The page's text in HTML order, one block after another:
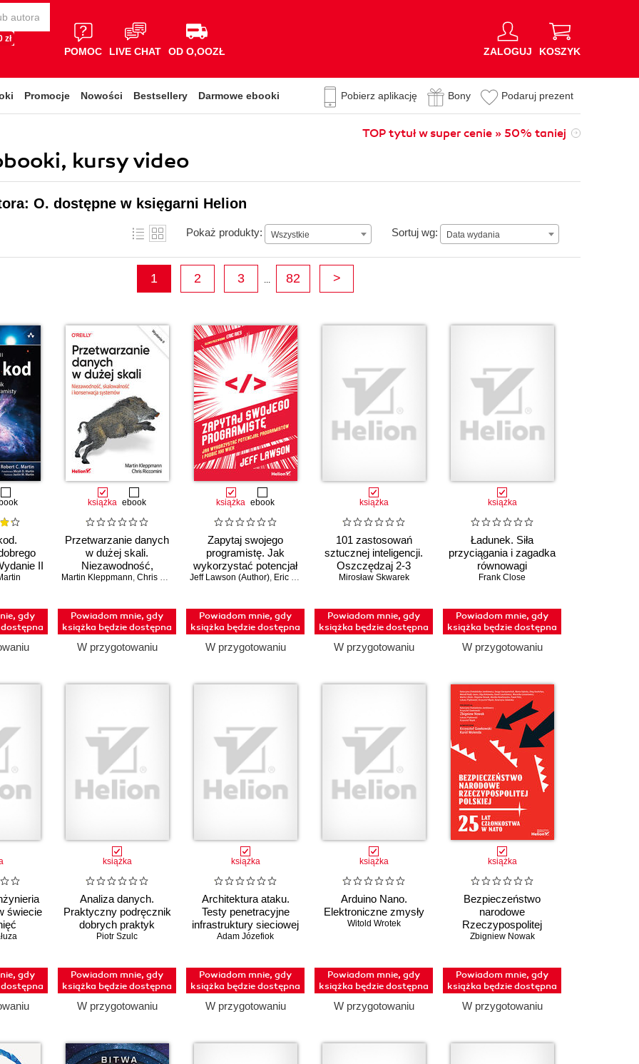
zł
POMOC LIVE CHAT OD O,OOZŁ ZALOGUJ KOSZYK
Promocje Nowości Bestsellery Darmowe ebooki Pobierz aplikację Bony Podaruj prezent
TOP tytuł w super cenie » 50% taniej
kursy video
O. dostępne w księgarni Helion
Pokaż produkty: Wszystkie Sortuj wg: Data wydania
Data wydania
1 2 3 ... 82 >
II
gdy
książka ebook
Przetwarzanie danych
w dużej skali.
Niezawodność,
skalowalność i
Martin Kleppmann, Chris Riccomini
Powiadom mnie, gdy
książka będzie dostępna
W przygotowaniu
książka ebook
Zapytaj swojego
programistę. Jak
wykorzystać potencjał
programistów i podbić
Jeff Lawson (Author), Eric Ries (Foreword)
Powiadom mnie, gdy
książka będzie dostępna
W przygotowaniu
książka
101 zastosowań
sztucznej inteligencji.
Oszczędzaj 2-3
godziny dziennie dzięki
Mirosław Skwarek
Powiadom mnie, gdy
książka będzie dostępna
W przygotowaniu
książka
Ładunek. Siła
przyciągania i zagadka
równowagi
Wszechświata
Frank Close
Powiadom mnie, gdy
książka będzie dostępna
W przygotowaniu
świecie
gdy
książka
Analiza danych.
Praktyczny podręcznik
dobrych praktyk
Piotr Szulc
Powiadom mnie, gdy
książka będzie dostępna
W przygotowaniu
książka
Architektura ataku.
Testy penetracyjne
infrastruktury sieciowej
Adam Józefiok
Powiadom mnie, gdy
książka będzie dostępna
W przygotowaniu
książka
Arduino Nano.
Elektroniczne zmysły
Witold Wrotek
Powiadom mnie, gdy
książka będzie dostępna
W przygotowaniu
książka
Bezpieczeństwo
narodowe
Rzeczypospolitej
Polskiej. 25 lat
Zbigniew Nowak
Powiadom mnie, gdy
książka będzie dostępna
W przygotowaniu